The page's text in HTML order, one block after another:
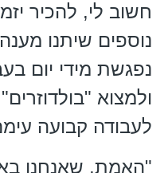
חשוב לי, להכיר
נוספים שיתנו
נפגשת מידי יום
ולמצוא
לעבודה קבועה
"האמת, שאנחנו